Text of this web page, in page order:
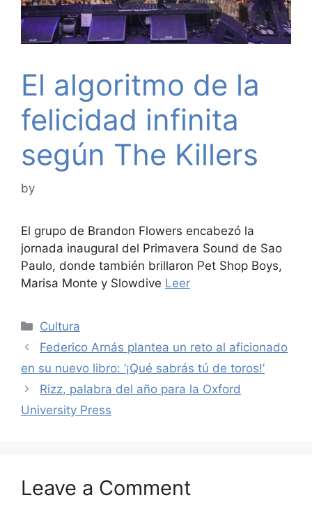
El algoritmo de la
felicidad infinita
según The Killers
by
El grupo de Brandon Flowers encabezó la
jornada inaugural del Primavera Sound de Sao
Paulo, donde también brillaron Pet Shop Boys,
Marisa Monte y Slowdive Leer
Categories
Cultura
Federico Arnás plantea un reto al aficionado
en su nuevo libro: ‘¡Qué sabrás tú de toros!’
Rizz, palabra del año para la Oxford
University Press
Leave a Comment